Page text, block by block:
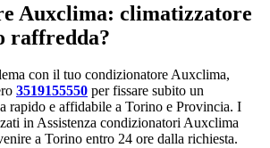
Auxclima: climatizzatore
raffredda?
con il tuo condizionatore Auxclima,
3519155550 per fissare subito un
rapido e affidabile a Torino e Provincia. I
in Assistenza condizionatori Auxclima
a Torino entro 24 ore dalla richiesta.